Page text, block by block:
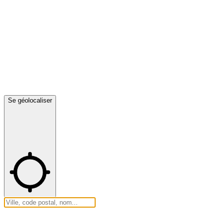
Se géolocaliser